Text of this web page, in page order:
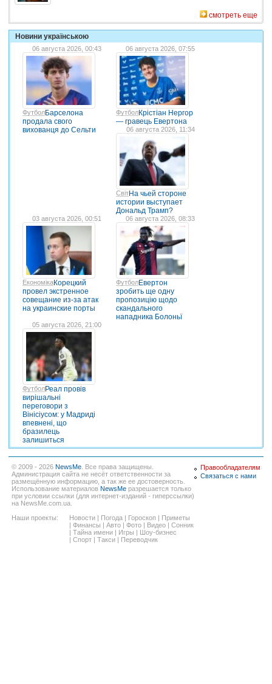
смотреть еще
Новини українською
06 августа 2026, 00:43
ФутболБарселона
продала свого
вихованця до Сельти
06 августа 2026, 07:55
ФутболКрістіан Нергор
— гравець Евертона
06 августа 2026, 11:34
СвітНа чьей стороне
истории выступает
Дональд Трамп?
03 августа 2026, 00:51
ЕкономікаКорецкий
провел экстренное
совещание из-за атак
на украинские порты
06 августа 2026, 08:33
ФутболЕвертон
зробить ще одну
пропозицію щодо
скандального
нападника Болоньї
05 августа 2026, 21:00
ФутболРеал провів
вирішальні
переговори з
Вінісіусом: у Мадриді
впевнені, що
бразилець
залишиться
© 2009 - 2026 NewsMe . Все права защищены.
Администрация сайта не несёт ответственности за
размещённую информацию, а так же ее достоверность.
Использование материалов NewsMe разрешается только
при условии ссылки (для интернет-изданий - гиперссылки)
на NewsMe.com.ua.
Наши проекты:
Новости | Погода | Гороскоп | Приметы
| Финансы | Авто | Фото | Видео | Сонник
| Тайна имени | Игры | Шоу-бизнес
| Спорт | Такси | Переводчик
Правообладателям
Связаться с нами